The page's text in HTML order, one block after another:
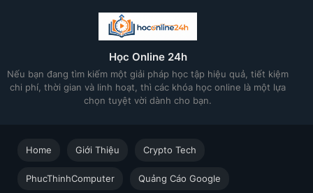
Học Online 24h
Nếu bạn đang tìm kiếm một giải pháp học tập hiệu quả, tiết kiệm
chi phí, thời gian và linh hoạt, thì các khóa học online là một lựa
chọn tuyệt vời dành cho bạn.
Home Giới Thiệu Crypto Tech
PhucThinhComputer Quảng Cáo Google